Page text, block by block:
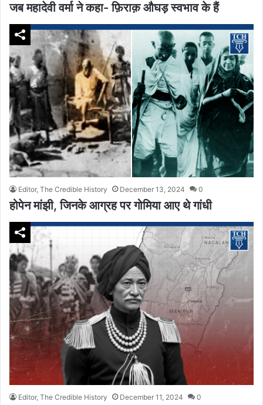
जब महादेवी वर्मा ने कहा- फ़िराक़ औघड़ स्वभाव के हैं
Editor, The Credible History December 13, 2024 0
होपेन मांझी, जिनके आग्रह पर गोमिया आए थे गांधी
Editor, The Credible History December 11, 2024 0